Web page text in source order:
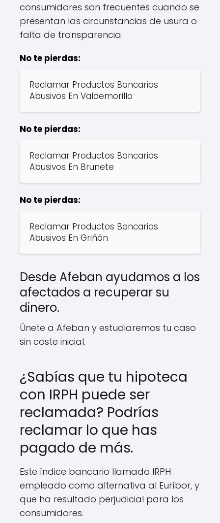
consumidores son frecuentes cuando se
presentan las circunstancias de usura o
falta de transparencia.
No te pierdas:
Reclamar Productos Bancarios
Abusivos En Valdemorillo
No te pierdas:
Reclamar Productos Bancarios
Abusivos En Brunete
No te pierdas:
Reclamar Productos Bancarios
Abusivos En Griñón
Desde Afeban ayudamos a los
afectados a recuperar su
dinero.
Únete a Afeban y estudiaremos tu caso
sin coste inicial.
¿Sabías que tu hipoteca
con IRPH puede ser
reclamada? Podrías
reclamar lo que has
pagado de más.
Este índice bancario llamado IRPH
empleado como alternativa al Euríbor, y
que ha resultado perjudicial para los
consumidores.